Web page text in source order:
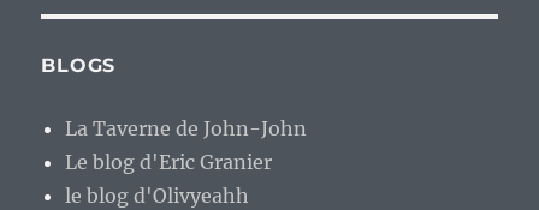
BLOGS
La Taverne de John-John
Le blog d'Eric Granier
le blog d'Olivyeahh